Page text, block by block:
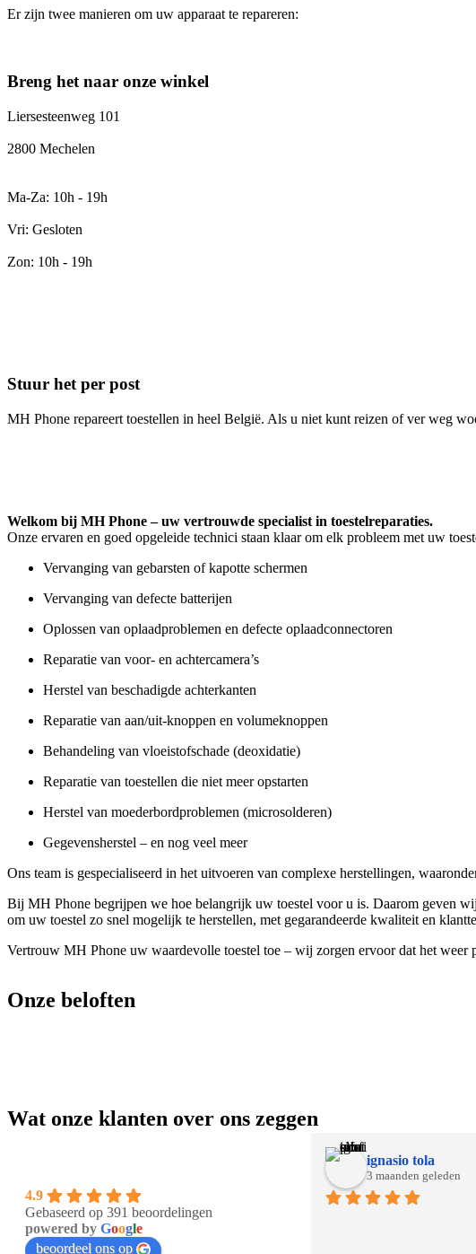
Er zijn twee manieren om uw apparaat te repareren:
Breng het naar onze winkel
Liersesteenweg 101
2800 Mechelen
Ma-Za: 10h - 19h
Vri: Gesloten
Zon: 10h - 19h
Stuur het per post
MH Phone repareert toestellen in heel België. Als u niet kunt reizen of ver weg
Welkom bij MH Phone – uw vertrouwde specialist in toestelreparaties.
Onze ervaren en goed opgeleide technici staan klaar om elk probleem met uw
Vervanging van gebarsten of kapotte schermen
Vervanging van defecte batterijen
Oplossen van oplaadproblemen en defecte oplaadconnectoren
Reparatie van voor- en achtercamera’s
Herstel van beschadigde achterkanten
Reparatie van aan/uit-knoppen en volumeknoppen
Behandeling van vloeistofschade (deoxidatie)
Reparatie van toestellen die niet meer opstarten
Herstel van moederbordproblemen (microsolderen)
Gegevensherstel – en nog veel meer
Ons team is gespecialiseerd in het uitvoeren van complexe herstellingen,
Bij MH Phone begrijpen we hoe belangrijk uw toestel voor u is. Daarom geven
om uw toestel zo snel mogelijk te herstellen, met gegarandeerde kwaliteit en
Vertrouw MH Phone uw waardevolle toestel toe – wij zorgen ervoor dat het weer
Onze beloften
Wat onze klanten over ons zeggen
4.9
Gebaseerd op 391 beoordelingen
powered by Google
beoordeel ons op
ignasio tola
3 maanden geleden